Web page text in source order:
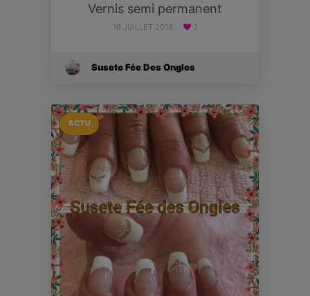
Vernis semi permanent
16 JUILLET 2018 2
Susete Fée Des Ongles
ACTU